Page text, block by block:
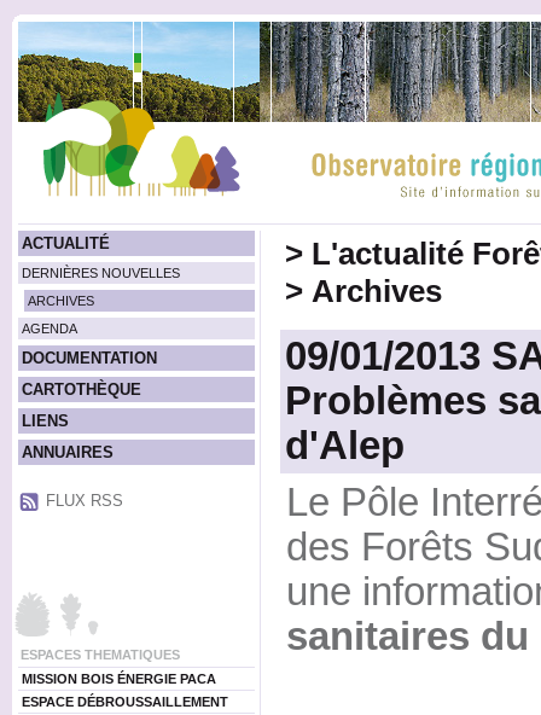
ACTUALITÉ
DERNIÈRES NOUVELLES
ARCHIVES
AGENDA
DOCUMENTATION
CARTOTHÈQUE
LIENS
ANNUAIRES
FLUX RSS
ESPACES THEMATIQUES
MISSION BOIS ÉNERGIE PACA
ESPACE DÉBROUSSAILLEMENT
> L'actualité
> Archives
09/01/2013
Problèmes
d'Alep
Le Pôle
des Forêts
une
sanitaires